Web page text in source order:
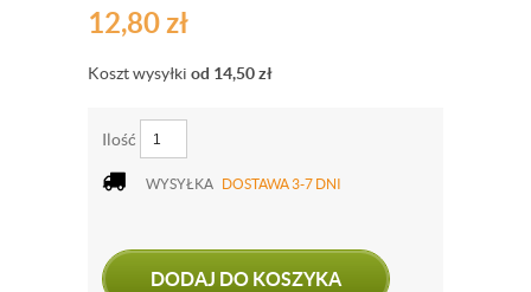
12,80zł
Koszt wysyłki od 14,50zł
Ilość
WYSYŁKA DOSTAWA 3-7 DNI
DODAJ DO KOSZYKA